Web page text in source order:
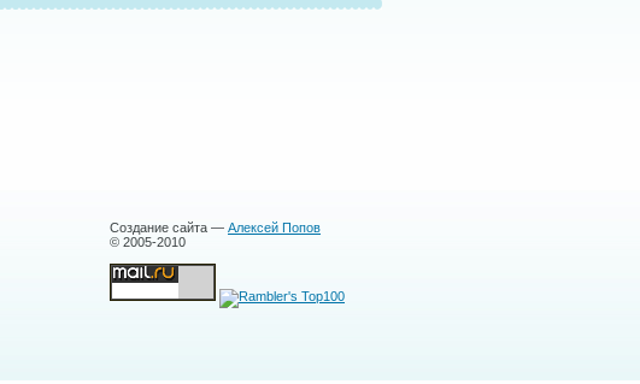
Создание сайта — Алексей Попов
© 2005-2010